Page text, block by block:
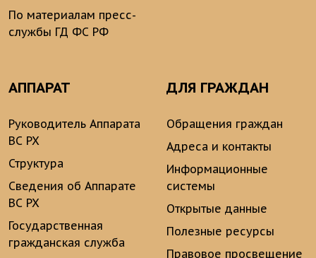
По материалам пресс-
службы ГД ФС РФ
АППАРАТ
Руководитель Аппарата
ВС РХ
Структура
Сведения об Аппарате
ВС РХ
Государственная
гражданская служба
ДЛЯ ГРАЖДАН
Обращения граждан
Адреса и контакты
Информационные
системы
Открытые данные
Полезные ресурсы
Правовое просвещение